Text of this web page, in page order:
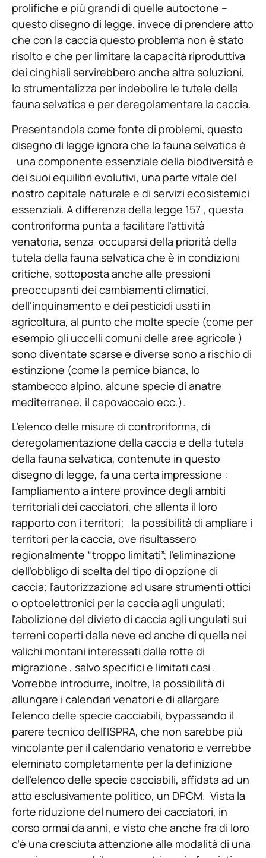
prolifiche e più grandi di quelle autoctone –
questo disegno di legge, invece di prendere atto
che con la caccia questo problema non è stato
risolto e che per limitare la capacità riproduttiva
dei cinghiali servirebbero anche altre soluzioni,
lo strumentalizza per indebolire le tutele della
fauna selvatica e per deregolamentare la caccia.
Presentandola come fonte di problemi, questo
disegno di legge ignora che la fauna selvatica è
una componente essenziale della biodiversità e
dei suoi equilibri evolutivi, una parte vitale del
nostro capitale naturale e di servizi ecosistemici
essenziali. A differenza della legge 157 , questa
controriforma punta a facilitare l’attività
venatoria, senza occuparsi della priorità della
tutela della fauna selvatica che è in condizioni
critiche, sottoposta anche alle pressioni
preoccupanti dei cambiamenti climatici,
dell’inquinamento e dei pesticidi usati in
agricoltura, al punto che molte specie (come per
esempio gli uccelli comuni delle aree agricole )
sono diventate scarse e diverse sono a rischio di
estinzione (come la pernice bianca, lo
stambecco alpino, alcune specie di anatre
mediterranee, il capovaccaio ecc.).
L’elenco delle misure di controriforma, di
deregolamentazione della caccia e della tutela
della fauna selvatica, contenute in questo
disegno di legge, fa una certa impressione :
l’ampliamento a intere province degli ambiti
territoriali dei cacciatori, che allenta il loro
rapporto con i territori; la possibilità di ampliare i
territori per la caccia, ove risultassero
regionalmente “troppo limitati”; l’eliminazione
dell’obbligo di scelta del tipo di opzione di
caccia; l’autorizzazione ad usare strumenti ottici
o optoelettronici per la caccia agli ungulati;
l’abolizione del divieto di caccia agli ungulati sui
terreni coperti dalla neve ed anche di quella nei
valichi montani interessati dalle rotte di
migrazione , salvo specifici e limitati casi .
Vorrebbe introdurre, inoltre, la possibilità di
allungare i calendari venatori e di allargare
l’elenco delle specie cacciabili, bypassando il
parere tecnico dell’ISPRA, che non sarebbe più
vincolante per il calendario venatorio e verrebbe
eleminato completamente per la definizione
dell’elenco delle specie cacciabili, affidata ad un
atto esclusivamente politico, un DPCM. Vista la
forte riduzione del numero dei cacciatori, in
corso ormai da anni, e visto che anche fra di loro
c’è una cresciuta attenzione alle modalità di una